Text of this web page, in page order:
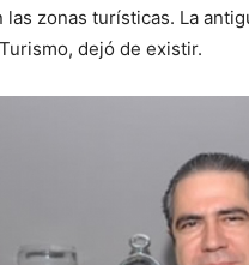
zonas turísticas. La
dejó de existir.